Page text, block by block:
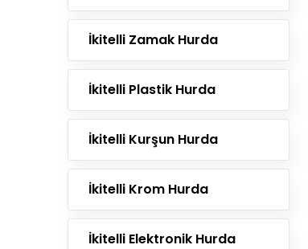
İkitelli Zamak Hurda
İkitelli Plastik Hurda
İkitelli Kurşun Hurda
İkitelli Krom Hurda
İkitelli Elektronik Hurda